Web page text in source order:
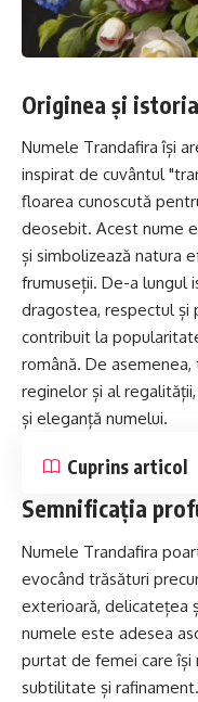
Originea și
Numele Trandafira își
inspirat de cuvântul
floarea cunoscută
deosebit. Acest nume
și simbolizează natura
frumuseții. De-a lungul
dragostea, respectul și
contribuit la
română. De
reginelor și al
și eleganță numelui.
Cuprins articol
Semnificația
Numele Trandafira
evocând trăsături
exterioară, delicatețea
numele este adesea
purtat de femei care
subtilitate și